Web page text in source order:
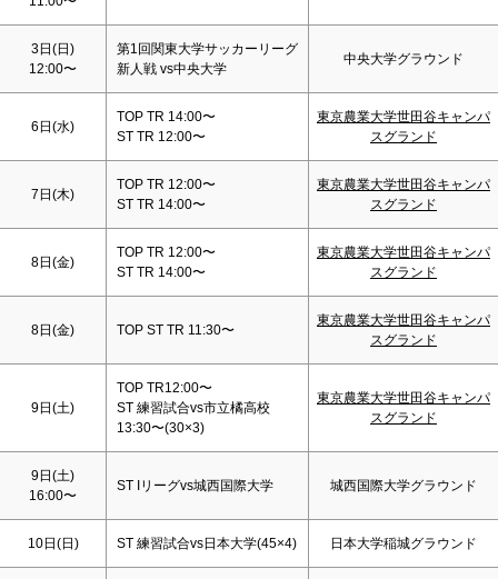
3日(日)
12:00〜
第1回関東大学サッカーリーグ
新人戦 vs中央大学
中央大学グラウンド
6日(水)
TOP TR 14:00〜
ST TR 12:00〜
東京農業大学世田谷キャンパ
スグランド
7日(木)
TOP TR 12:00〜
ST TR 14:00〜
東京農業大学世田谷キャンパ
スグランド
8日(金)
TOP TR 12:00〜
ST TR 14:00〜
東京農業大学世田谷キャンパ
スグランド
8日(金) TOP ST TR 11:30〜
東京農業大学世田谷キャンパ
スグランド
9日(土)
TOP TR12:00〜
ST 練習試合vs市立橘高校
13:30〜(30×3)
東京農業大学世田谷キャンパ
スグランド
9日(土)
16:00〜
ST Iリーグvs城西国際大学 城西国際大学グラウンド
10日(日) ST 練習試合vs日本大学(45×4) 日本大学稲城グラウンド